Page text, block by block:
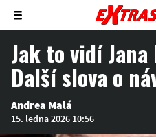
Zobrazit/skrýt
menu
Jak to vidí Jana
Další slova o
Andrea Malá
15. ledna 2026 10:56